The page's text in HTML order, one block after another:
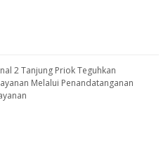
2 Tanjung Priok Teguhkan
Melalui Penandatanganan